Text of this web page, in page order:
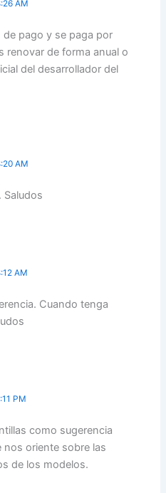
AM
pago y se paga por
renovar de forma anual o
del desarrollador del
AM
Saludos
AM
Cuando tenga
PM
como sugerencia
oriente sobre las
de los modelos.